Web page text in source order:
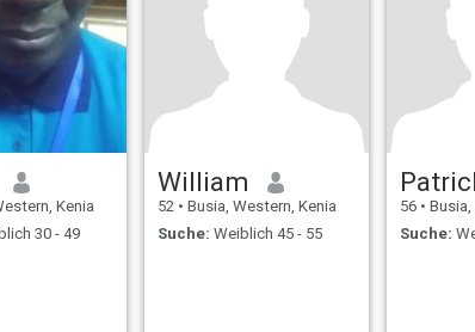
Kenia
30 - 49
William
52 • Busia, Western, Kenia
Suche: Weiblich 45 - 55
56 • Busia,
Suche: